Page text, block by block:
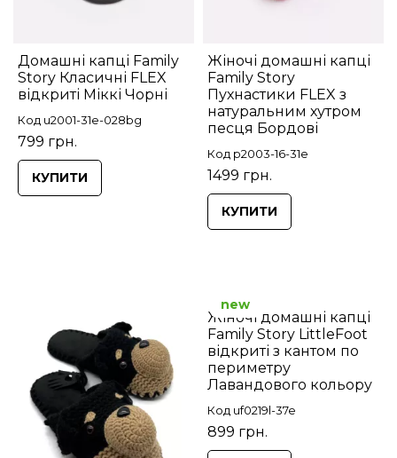
Домашні капці Family
Story Класичні FLEX
відкриті Міккі Чорні
Код u2001-31e-028bg
799 грн.
КУПИТИ
Жіночі домашні капці
Family Story
Пухнастики FLEX з
натуральним хутром
песця Бордові
Код p2003-16-31e
1499 грн.
КУПИТИ
Жіночі домашні капці
Family Story LittleFoot
відкриті з кантом по
периметру
Лавандового кольору
Код uf0219l-37e
899 грн.
new